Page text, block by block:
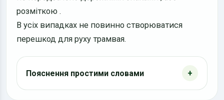
розміткою .
В усіх випадках не повинно створюватися
перешкод для руху трамвая.
Пояснення простими словами